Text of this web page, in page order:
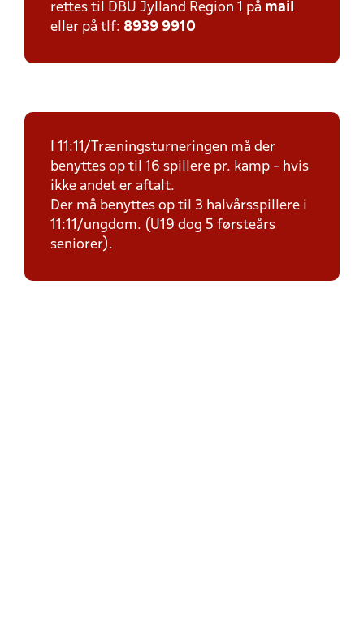
rettes til DBU Jylland Region 1 på mail
eller på tlf: 8939 9910
I 11:11/Træningsturneringen må der
benyttes op til 16 spillere pr. kamp - hvis
ikke andet er aftalt.
Der må benyttes op til 3 halvårsspillere i
11:11/ungdom. (U19 dog 5 førsteårs
seniorer).